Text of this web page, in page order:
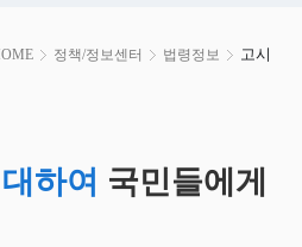
정책/정보센터 법령정보 고시
하여 국민들에게